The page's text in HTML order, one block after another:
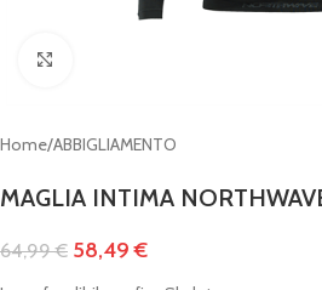
Home/ABBIGLIAMENTO
MAGLIA INTIMA
64,99€ 58,49€